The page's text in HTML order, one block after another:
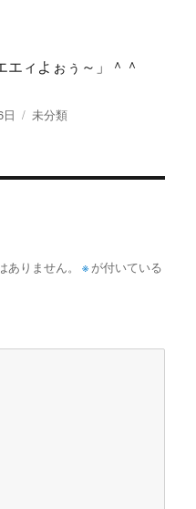
ィよぉぅ～」＾＾
カ
未分類
りません。 ※ が付いている